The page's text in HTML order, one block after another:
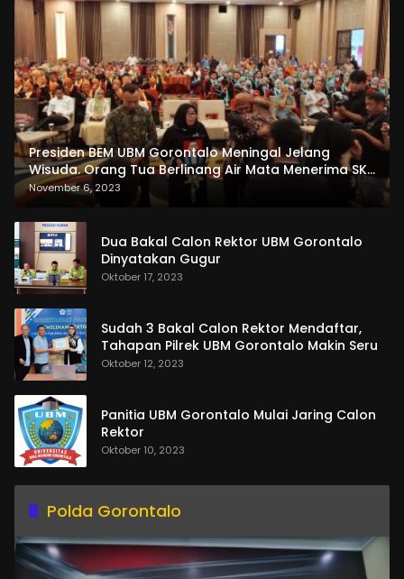
Presiden BEM UBM Gorontalo Meningal Jelang
Wisuda. Orang Tua Berlinang Air Mata Menerima SKL
dan Pemasangan Salempang
November 6, 2023
Dua Bakal Calon Rektor UBM Gorontalo
Dinyatakan Gugur
Oktober 17, 2023
Sudah 3 Bakal Calon Rektor Mendaftar,
Tahapan Pilrek UBM Gorontalo Makin Seru
Oktober 12, 2023
Panitia UBM Gorontalo Mulai Jaring Calon
Rektor
Oktober 10, 2023
Polda Gorontalo